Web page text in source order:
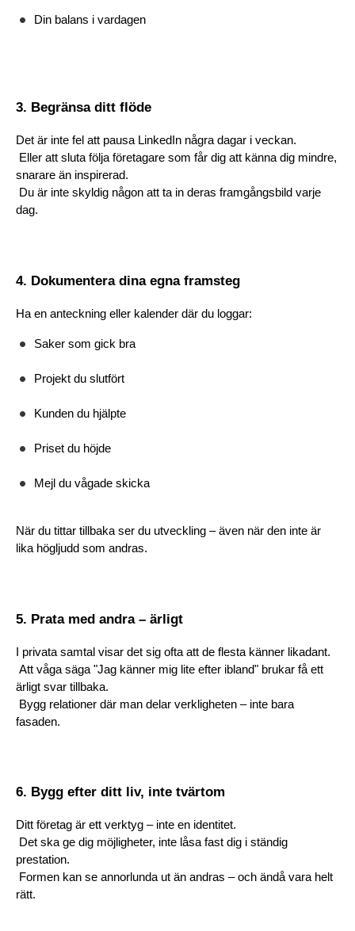
Din balans i vardagen
3. Begränsa ditt flöde
Det är inte fel att pausa LinkedIn några dagar i veckan.
Eller att sluta följa företagare som får dig att känna dig mindre,
snarare än inspirerad.
Du är inte skyldig någon att ta in deras framgångsbild varje
dag.
4. Dokumentera dina egna framsteg
Ha en anteckning eller kalender där du loggar:
Saker som gick bra
Projekt du slutfört
Kunden du hjälpte
Priset du höjde
Mejl du vågade skicka
När du tittar tillbaka ser du utveckling – även när den inte är
lika högljudd som andras.
5. Prata med andra – ärligt
I privata samtal visar det sig ofta att de flesta känner likadant.
Att våga säga "Jag känner mig lite efter ibland" brukar få ett
ärligt svar tillbaka.
Bygg relationer där man delar verkligheten – inte bara
fasaden.
6. Bygg efter ditt liv, inte tvärtom
Ditt företag är ett verktyg – inte en identitet.
Det ska ge dig möjligheter, inte låsa fast dig i ständig
prestation.
Formen kan se annorlunda ut än andras – och ändå vara helt
rätt.